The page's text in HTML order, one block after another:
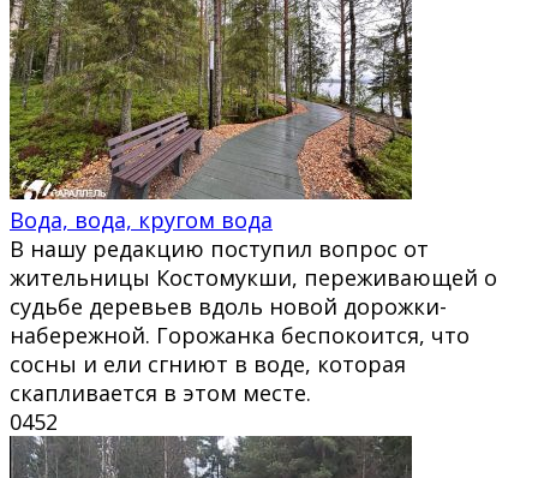
Вода, вода, кругом вода
В нашу редакцию поступил вопрос от
жительницы Костомукши, переживающей о
судьбе деревьев вдоль новой дорожки-
набережной. Горожанка беспокоится, что
сосны и ели сгниют в воде, которая
скапливается в этом месте.
0452